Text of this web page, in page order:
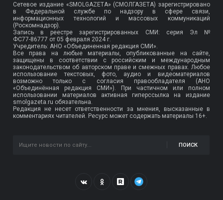
Сетевое издание «SMOLGAZETA» (СМОЛГАЗЕТА) зарегистрировано
в Федеральной службе по надзору в сфере связи,
информационных технологий и массовых коммуникаций
(Роскомнадзор).
Запись в реестре зарегистрированных СМИ: серия Эл №
ФС77-86777 от 05 февраля 2024 г.
Учредитель: АНО «Объединенная редакция СМИ».
Все права на любые материалы, опубликованные на сайте,
защищены в соответствии с российским и международным
законодательством об авторском праве и смежных правах. Любое
использование текстовых, фото, аудио и видеоматериалов
возможно только с согласия правообладателя (АНО
«Объединённая редакция СМИ»). При частичном или полном
использовании материалов активная гиперссылка на издание
smolgazeta.ru обязательна.
Редакция не несет ответственности за мнения, высказанные в
комментариях читателей. Ресурс может содержать материалы 16+.
ПОИСК